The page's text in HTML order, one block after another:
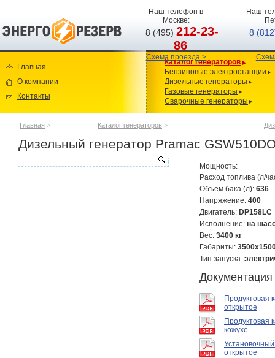
Наш телефон в
Москве:
8 (495)212-23-
86
Схема проезда >
Наш
8
Главная
О компании
Контакты
Каталог генераторов
Бензиновые электростанции
Дизельные генераторы
Газовые генераторы
Сварочные генераторы
Главная > Каталог генераторов >
Дизельный генератор Pramac
Мощность:
Расход топлива (л/
Объем бака (л): 636
Напряжение: 400
Двигатель: DP158LC
Исполнение: на
Вес: 3400 кг
Габариты:
Тип запуска:
Документация
Продуктовая
открытое
Продуктовая
кожухе
открытое